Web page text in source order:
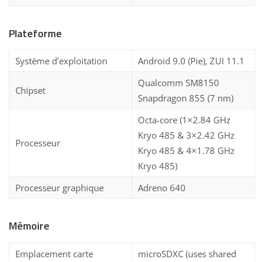
Plateforme
Système d’exploitation Android 9.0 (Pie), ZUI 11.1
Chipset
Qualcomm SM8150
Snapdragon 855 (7 nm)
Processeur
Octa-core (1×2.84 GHz
Kryo 485 & 3×2.42 GHz
Kryo 485 & 4×1.78 GHz
Kryo 485)
Processeur graphique
Adreno 640
Mémoire
Emplacement carte
microSDXC (uses shared